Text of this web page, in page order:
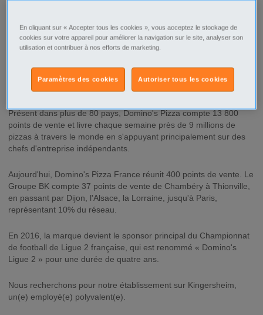
Type de contrat CDI
Type d'emploi Temps partiel
Présent dans plus de 80 pays, Domino's Pizza compte 13 800
points de vente et livre chaque semaine près de 9 millions de
pizzas à travers le monde en s'appuyant principalement sur des
chefs d'entreprise indépendants.
Aujourd'hui, Domino's Pizza France réunit 400 points de vente. Le
Groupe BK compte 37 points de vente de Chambéry à Thionville,
en passant par Dijon, l'Alsace, la Lorraine, jusqu'à Paris,
représentant 10% du réseau.
En 2016, la marque devient le sponsor principal du Championnat
de football de Ligue 2 française, qui est renommé « Domino's
Ligue 2 » pour une durée de quatre ans.
Nous recherchons pour notre établissement sur Kingersheim,
un(e) employé(e) polyvalent(e).
En cliquant sur « Accepter tous les cookies », vous acceptez le stockage de
cookies sur votre appareil pour améliorer la navigation sur le site, analyser son
utilisation et contribuer à nos efforts de marketing.
Autoriser tous les cookies
Paramètres des cookies